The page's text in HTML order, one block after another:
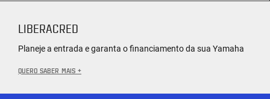
LIBERACRED
Planeje a entrada e garanta o financiamento da sua Yamaha
QUERO SABER MAIS +